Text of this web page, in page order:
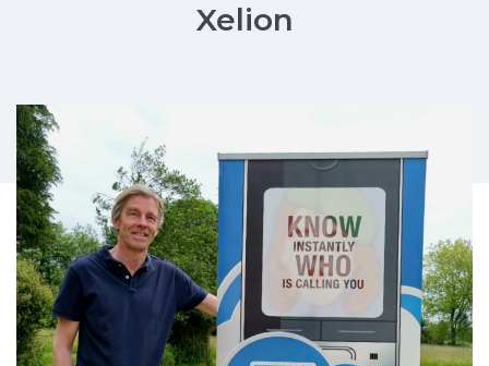
Xelion